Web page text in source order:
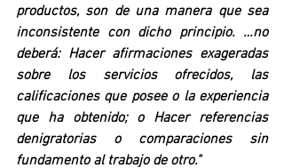
productos, son de una manera que sea
inconsistente con dicho principio. …no
deberá: Hacer afirmaciones exageradas
sobre los servicios ofrecidos, las
calificaciones que posee o la experiencia
que ha obtenido; o Hacer referencias
denigratorias o comparaciones sin
fundamento al trabajo de otro."